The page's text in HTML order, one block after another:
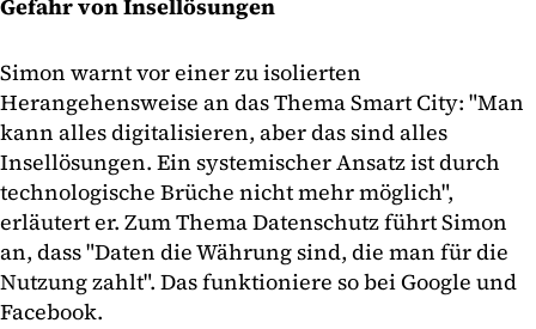
Gefahr von Insellösungen
Simon warnt vor einer zu isolierten
Herangehensweise an das Thema Smart City: "Man
kann alles digitalisieren, aber das sind alles
Insellösungen. Ein systemischer Ansatz ist durch
technologische Brüche nicht mehr möglich",
erläutert er. Zum Thema Datenschutz führt Simon
an, dass "Daten die Währung sind, die man für die
Nutzung zahlt". Das funktioniere so bei Google und
Facebook.